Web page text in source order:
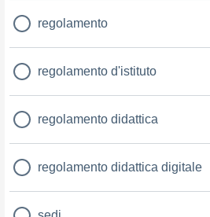
regolamento
regolamento d'istituto
regolamento didattica
regolamento didattica digitale